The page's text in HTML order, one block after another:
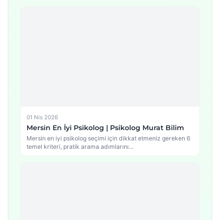
01 Nis 2026
Mersin En İyi Psikolog | Psikolog Murat Bilim
Mersin en iyi psikolog seçimi için dikkat etmeniz gereken 6
temel kriteri, pratik arama adımlarını…